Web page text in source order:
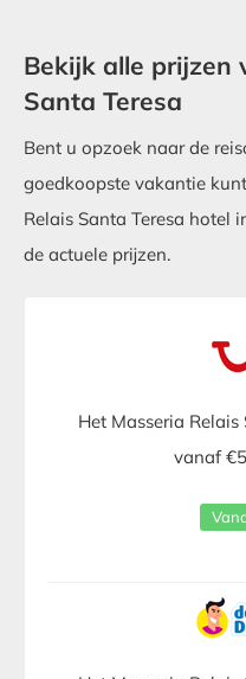
Bekijk alle prijzen
Santa Teresa
Bent u opzoek naar de
goedkoopste vakantie
Relais Santa Teresa hotel
de actuele prijzen.
Het Masseria
vanaf